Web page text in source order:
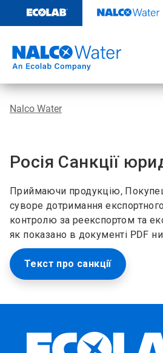
content
Nalco Water
Росія Санкції
Приймаючи продукцію,
суворе дотримання
контролю за реекспортом та
як показано в документі PDF
Текст про санкції